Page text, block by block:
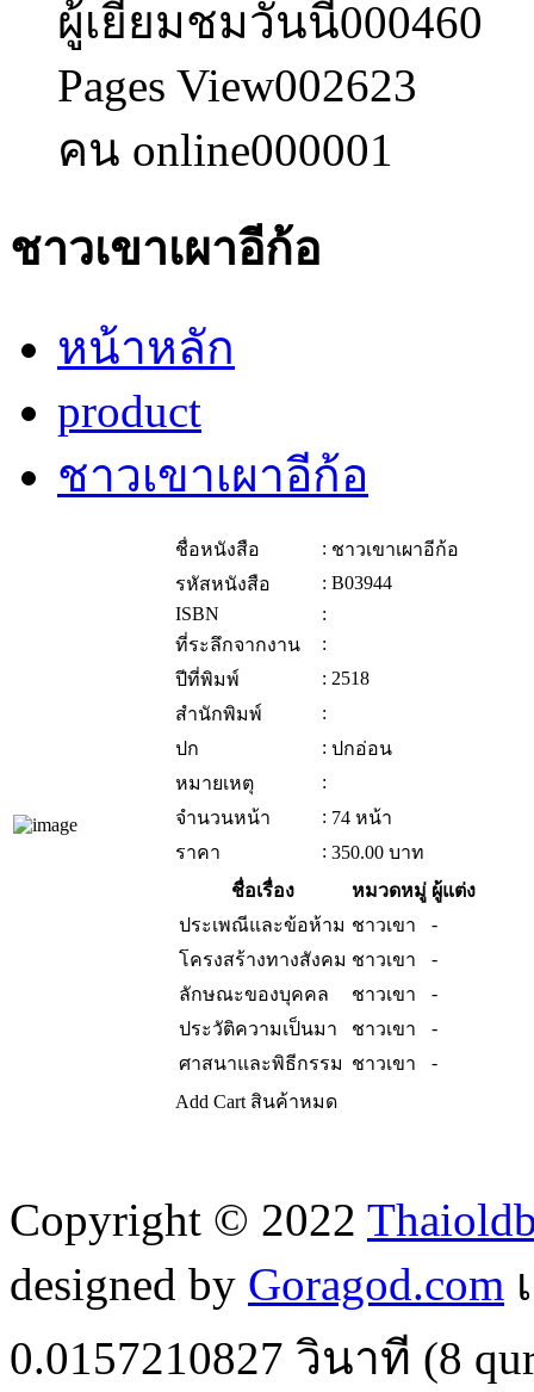
ผู้เยี่ยมชมวันนี้000460
Pages View002623
คน online000001
ชาวเขาเผาอีก้อ
หน้าหลัก
product
ชาวเขาเผาอีก้อ
ชื่อหนังสือ : ชาวเขาเผาอีก้อ
รหัสหนังสือ
: B03944
ISBN
:
ที่ระลึกจากงาน
:
ปีที่พิมพ์
: 2518
สำนักพิมพ์
:
ปก
: ปกอ่อน
หมายเหตุ
:
จำนวนหน้า
: 74 หน้า
ราคา
: 350.00 บาท
ชื่อเรื่อง
หมวดหมู่ ผู้แต่ง
ประเพณีและข้อห้าม ชาวเขา
-
โครงสร้างทางสังคม ชาวเขา
-
ลักษณะของบุคคล
ชาวเขา
-
ประวัติความเป็นมา
ชาวเขา
-
ศาสนาและพิธีกรรม ชาวเขา
-
Add Cart สินค้าหมด
Copyright © 2022
designed by Goragod.com
0.0157210827 วินาที (8